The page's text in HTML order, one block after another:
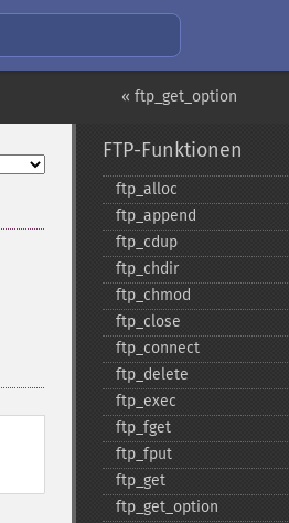
« ftp_get_option
FTP-Funktionen
ftp_​alloc
ftp_​append
ftp_​cdup
ftp_​chdir
ftp_​chmod
ftp_​close
ftp_​connect
ftp_​delete
ftp_​exec
ftp_​fget
ftp_​fput
ftp_​get
ftp_​get_​option